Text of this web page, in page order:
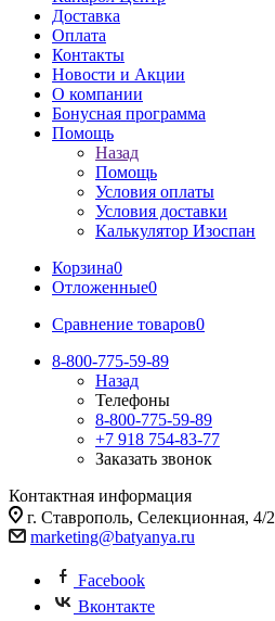
Доставка
Оплата
Контакты
Новости и Акции
О компании
Бонусная программа
Помощь
Назад
Помощь
Условия оплаты
Условия доставки
Калькулятор Изоспан
Корзина0
Отложенные0
Сравнение товаров0
8-800-775-59-89
Назад
Телефоны
8-800-775-59-89
+7 918 754-83-77
Заказать звонок
Контактная информация
г. Ставрополь, Селекционная, 4/2
marketing@batyanya.ru
Facebook
Вконтакте